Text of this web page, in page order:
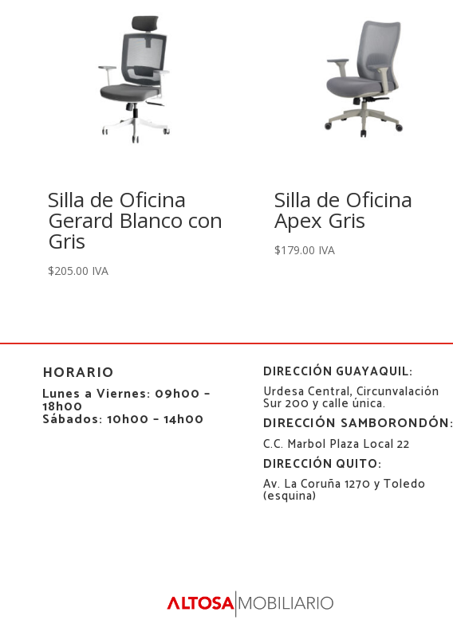
Silla de Oficina
Gerard Blanco con
Gris
$205.00 IVA
Silla de Oficina
Apex Gris
$179.00 IVA
HORARIO
Lunes a Viernes: 09h00 –
18h00
Sábados: 10h00 – 14h00
DIRECCIÓN GUAYAQUIL:
Urdesa Central, Circunvalación
Sur 200 y calle única.
DIRECCIÓN SAMBORONDÓN:
C.C. Marbol Plaza Local 22
DIRECCIÓN QUITO:
Av. La Coruña 1270 y Toledo
(esquina)